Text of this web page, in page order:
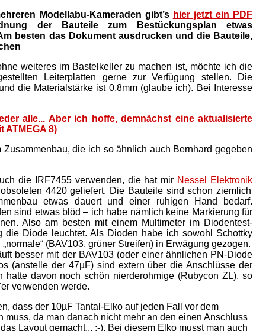
Modellabu-Kameraden gibt’s hier jetzt ein PDF
der Bauteile zum Bestückungsplan etwas
besten das Dokument ausdrucken und die Bauteile,
weiteres im Bastelkeller zu machen ist, möchte ich die
Leiterplatten gerne zur Verfügung stellen. Die
die Materialstärke ist 0,8mm (glaube ich). Bei Interesse
alle... Aber ich hoffe, demnächst eine aktualisierte
ATMEGA 8)
die ich so ähnlich auch Bernhard gegeben
die IRF7455 verwenden, die hat mir Nessel Elektronik
4420 geliefert. Die Bauteile sind schon ziemlich
etwas dauert und einer ruhigen Hand bedarf.
sind etwas blöd – ich habe nämlich keine Markierung für
Also am besten mit einem Multimeter im Diodentest-
die Diode leuchtet. Als Dioden habe ich sowohl Schottky
(BAV103, grüner Streifen) in Erwägung gezogen.
besser mit der BAV103 (oder einer ähnlichen PN-Diode
(anstelle der 47µF) sind extern über die Anschlüsse der
hatte davon noch schön nierderohmige (Rubycon ZL), so
verwenden werde.
dass der 10µF Tantal-Elko auf jeden Fall vor dem
muss, da man danach nicht mehr an den einen Anschluss
Layout gemacht... ;-). Bei diesem Elko musst man auch